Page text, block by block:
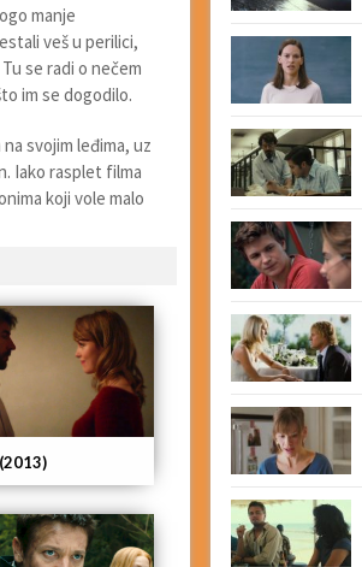
manje
veš u perilici,
se radi o nečem
im se dogodilo.
svojim leđima, uz
Iako rasplet filma
koji vole malo